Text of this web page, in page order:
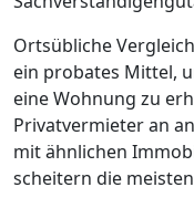
Ortsübliche
ein probates Mittel,
eine Wohnung zu
Privatvermieter an
mit ähnlichen
scheitern die